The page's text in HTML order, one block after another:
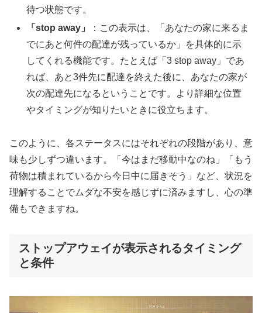
待つ状態です。
「stop away」
：この表示は、「あなたの家に来るま
でにあと何件の配達が残っているか」を具体的に示
してくれる機能です。たとえば「3 stop away」であ
れば、あと3件先に配達を終えた後に、あなたの家が
次の配達先になるということです。より詳細な位置
やタイミングが知りたいときに役立ちます。
このように、各ステータスにはそれぞれの段階があり、意
味も少しずつ違います。「今はまだ移動中なのね」「もう
荷物は積まれているから今日中に届きそう」など、状況を
理解することでムダな不安を感じずに済みますし、心の準
備もできますね。
ストップアウェイが表示されるタイミング
と条件